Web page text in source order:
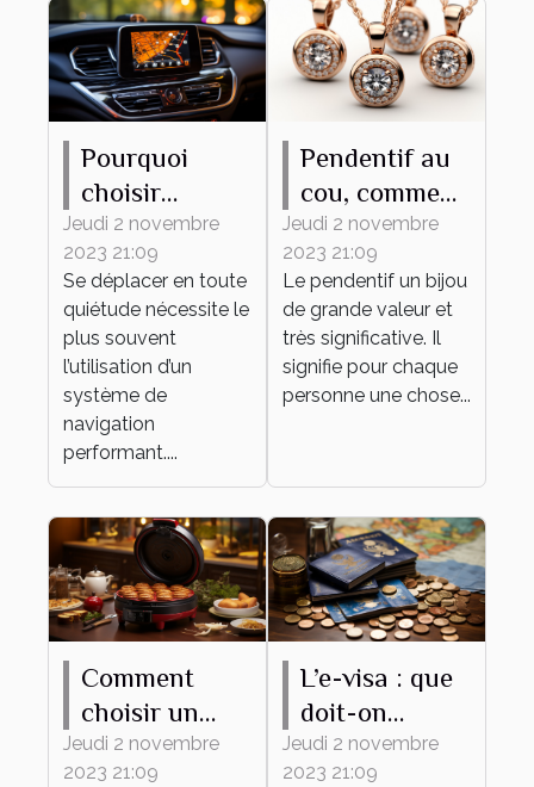
Pourquoi
choisir
MAPPY
comme
système de
navigation ?
Jeudi 2 novembre
2023 21:09
Se déplacer en toute
quiétude nécessite le
plus souvent
l’utilisation d’un
système de
navigation
performant....
Pendentif au
cou, comment
bien en
choisir ?
Jeudi 2 novembre
2023 21:09
Le pendentif un bijou
de grande valeur et
très significative. Il
signifie pour chaque
personne une chose...
Comment
choisir un
gaufrier ?
Jeudi 2 novembre
2023 21:09
L’e-visa : que
doit-on
savoir ?
Jeudi 2 novembre
2023 21:09